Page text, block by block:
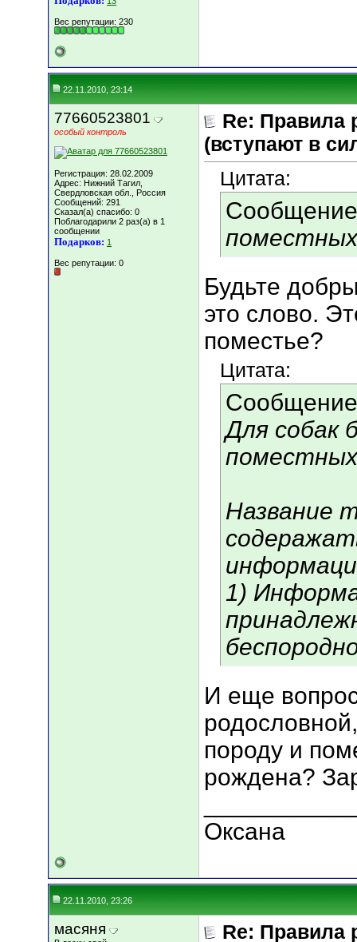
Вес репутации: 230
22.11.2010, 23:14
77660523801
особый контроль
Регистрация: 28.02.2009
Адрес: Нижний Тагил,
Свердловская обл., Россия
Сообщений: 291
Сказал(а) спасибо: 0
Поблагодарили 2 раз(а) в 1
сообщении
Подарков: 1
Вес репутации: 0
Re: Правила
(вступают в
Цитата:
поместных
Будьте
это слово.
поместье?
Цитата:
Для собак
Название
1)
И еще
породу и
рождена?
Оксана
22.11.2010, 23:26
масяня
Re: Правила